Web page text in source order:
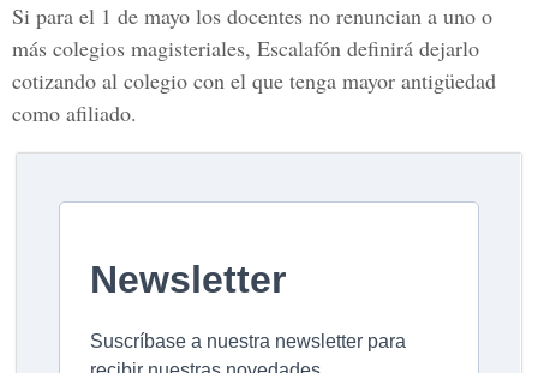
Si para el 1 de mayo los docentes no renuncian a uno o
más colegios magisteriales, Escalafón definirá dejarlo
cotizando al colegio con el que tenga mayor antigüedad
como afiliado.